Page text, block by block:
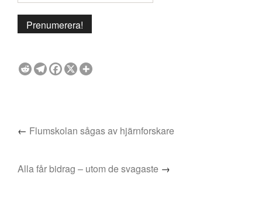
← Flumskolan sågas av hjärnforskare
Alla får bidrag – utom de svagaste →